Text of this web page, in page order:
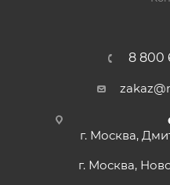
8 800
г. Москва,
г. Москва,